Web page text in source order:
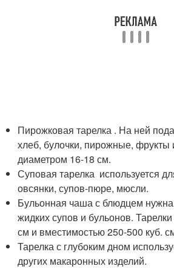
Пирожковая тарелка . На ней
хлеб, булочки, пирожные, фрукты
диаметром 16-18 см.
Суповая тарелка используется
овсянки, супов-пюре, мюсли.
Бульонная чаша с блюдцем
жидких супов и бульонов.
см и вместимостью 250-500 куб.
Тарелка с глубоким дном
других макаронных изделий.